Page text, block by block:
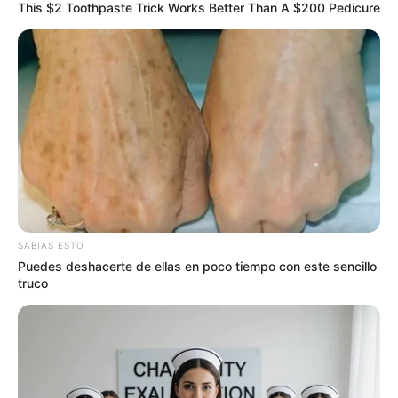
responsable de atentado a
helicóptero en Amalfi
AIPE - HUILA
Subintendente fallecido en
ataque a helicóptero en
Antioquia con raíces
huilenses
TEMAS DESTACADOS
This $2 Toothpaste Trick Works Better Than A $200 Pedicure
SABIAS ESTO
Puedes deshacerte de ellas en poco tiempo con este sencillo
truco